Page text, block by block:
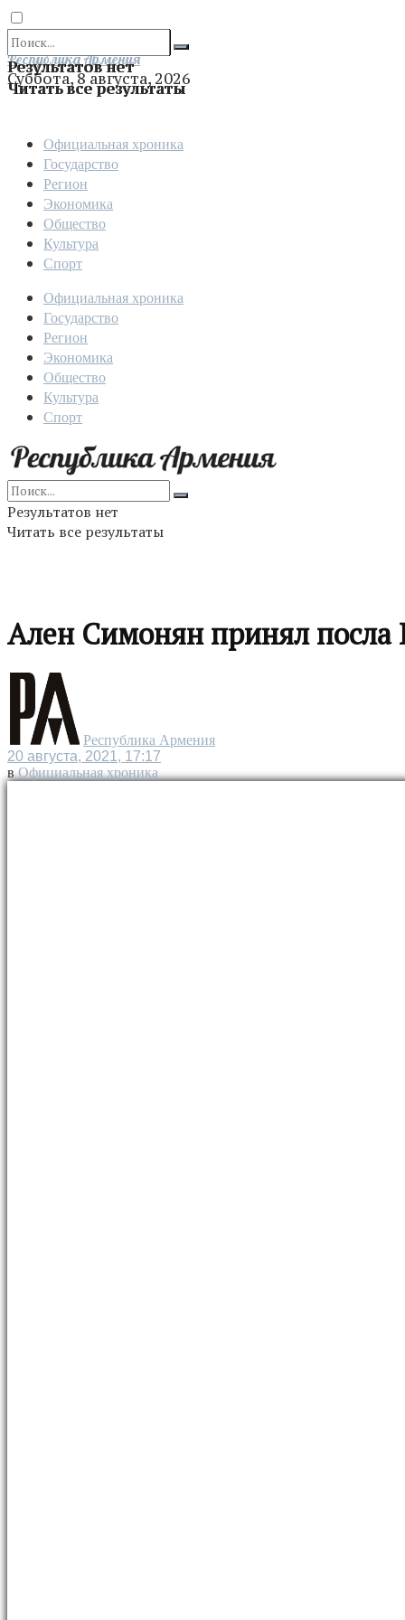
Результатов нет
Читать все результаты
Отправить
Республика Армения
Суббота, 8 августа, 2026
Официальная хроника
Государство
Регион
Экономика
Общество
Культура
Спорт
Официальная хроника
Государство
Регион
Экономика
Общество
Культура
Спорт
Результатов нет
Читать все результаты
Ален Симонян принял посла
Республика Армения
20 августа, 2021, 17:17
в Официальная хроника